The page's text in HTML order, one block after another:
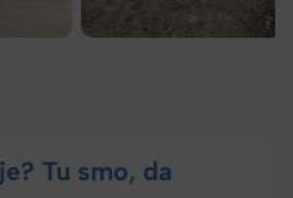
Tu smo, da